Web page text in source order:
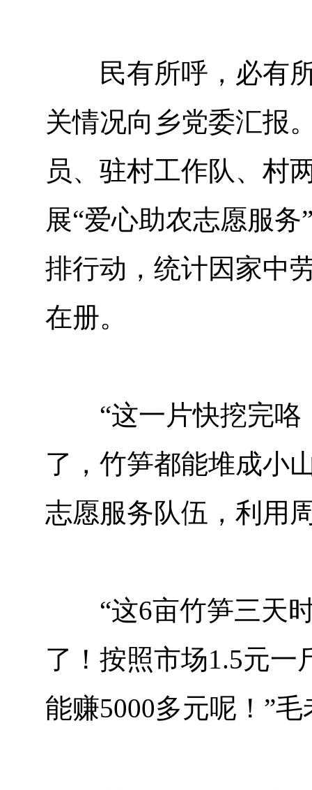
民有所呼，必有所
关情况向乡党委汇报
员、驻村工作队、村
展“爱心助农志愿服
排行动，统计因家中
在册。
“这一片快挖完咯
了，竹笋都能堆成小
志愿服务队伍，利用
“这6亩竹笋三天时
了！按照市场1.5元
能赚5000多元呢！”